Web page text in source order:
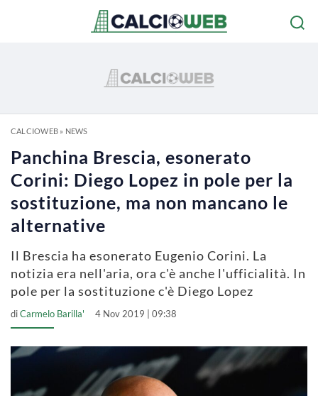
CALCIOWEB» NEWS
Panchina Brescia, esonerato
Corini: Diego Lopez in pole per la
sostituzione, ma non mancano le
alternative
Il Brescia ha esonerato Eugenio Corini. La
notizia era nell'aria, ora c'è anche l'ufficialità. In
pole per la sostituzione c'è Diego Lopez
diCarmelo Barilla' 4 Nov 2019 | 09:38